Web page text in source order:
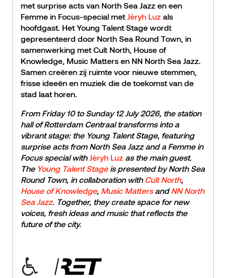
met surprise acts van North Sea Jazz en een
Femme in Focus-special metJèryh Luz als
hoofdgast. Het Young Talent Stage wordt
gepresenteerd door North Sea Round Town, in
samenwerking met Cult North, House of
Knowledge, Music Matters en NN North Sea Jazz.
Samen creëren zij ruimte voor nieuwe stemmen,
frisse ideeën en muziek die de toekomst van de
stad laat horen.
From Friday 10 to Sunday 12 July 2026, the station
hall of Rotterdam Centraal transforms into a
vibrant stage: the Young Talent Stage, featuring
surprise acts from North Sea Jazz and a Femme in
Focus special withJèryh Luz as the main guest.
The Young Talent Stageis presented by North Sea
Round Town, in collaboration with Cult North,
House of Knowledge, Music MattersandNN North
Sea Jazz. Together, they create space for new
voices, fresh ideas and music that reflects the
future of the city.